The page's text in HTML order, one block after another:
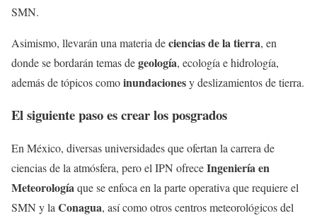
SMN.
Asimismo, llevarán una materia deciencias de la tierra, en
donde se bordarán temas degeología, ecología e hidrología,
además de tópicos comoinundacionesy deslizamientos de tierra.
El siguiente paso es crear los posgrados
En México, diversas universidades que ofertan la carrera de
ciencias de la atmósfera, pero el IPN ofreceIngeniería en
Meteorologíaque se enfoca en la parte operativa que requiere el
SMN y la Conagua, así como otros centros meteorológicos del